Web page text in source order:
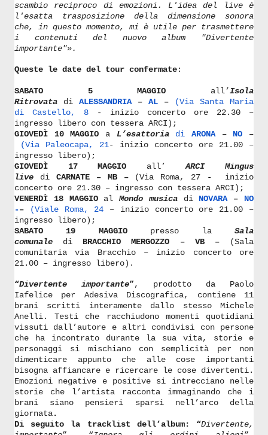
scambio reciproco di emozioni. L'idea del live è
l'esatta trasposizione della dimensione sonora
che, in questo momento, mi è utile per trasmettere
i contenuti del nuovo album "Divertente
importante"».
Queste le date del tour confermate:
SABATO 5 MAGGIO all’Isola
Ritrovata di ALESSANDRIA – AL – (Via Santa Maria
di Castello, 8
- inizio concerto ore 22.30 –
ingresso libero con tessera ARCI);
GIOVEDÌ 10 MAGGIO a L’esattoria diARONA – NO –
(Via Paleocapa, 21- inizio concerto ore 21.00 –
ingresso libero);
GIOVEDÌ 17 MAGGIO all’
ARCI Mingus
live di CARNATE – MB – (Via Roma, 27 -
inizio
concerto ore 21.30 – ingresso con tessera ARCI);
VENERDÌ 18 MAGGIOalMondo musicadi NOVARA – NO
-– (Viale Roma, 24 – inizio concerto ore 21.00 –
ingresso libero);
SABATO 19 MAGGIOpresso laSala
comunale di BRACCHIO MERGOZZO – VB –
(Sala
comunitaria via Bracchio – inizio concerto ore
21.00 – ingresso libero).
“Divertente importante”, prodotto da Paolo
Iafelice per Adesiva Discografica,
contiene 11
brani
scritti interamente dallo stesso Michele
Anelli. Testi che racchiudono momenti quotidiani
vissuti dall’autore e altri condivisi con persone
che ha incontrato durante la sua vita, storie e
personaggi si mischiano con semplicità per non
dimenticare appunto che alle cose importanti
bisogna affiancare e ricercare le cose divertenti.
Emozioni negative e positive si intrecciano nelle
storie che l’artista racconta immaginando che i
brani siano pensieri sparsi nell’arco della
giornata.
Di seguito la tracklist dell’album: “Divertente,